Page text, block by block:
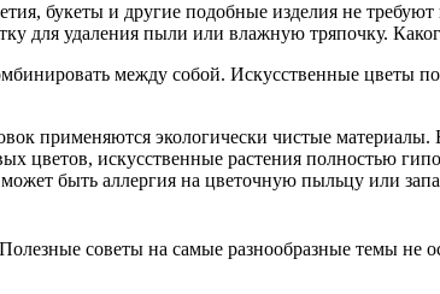
букеты и другие подобные изделия не
для удаления пыли или влажную тряпочку.
между собой. Искусственные цветы
применяются экологически чистые
цветов, искусственные растения полностью
быть аллергия на цветочную пыльцу или
советы на самые разнообразные темы не